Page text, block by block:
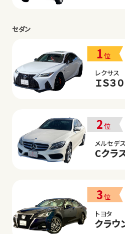
セダン
1位
レクサス
ＩＳ３
2位
メルセデ
Cクラ
3位
トヨタ
クラウ